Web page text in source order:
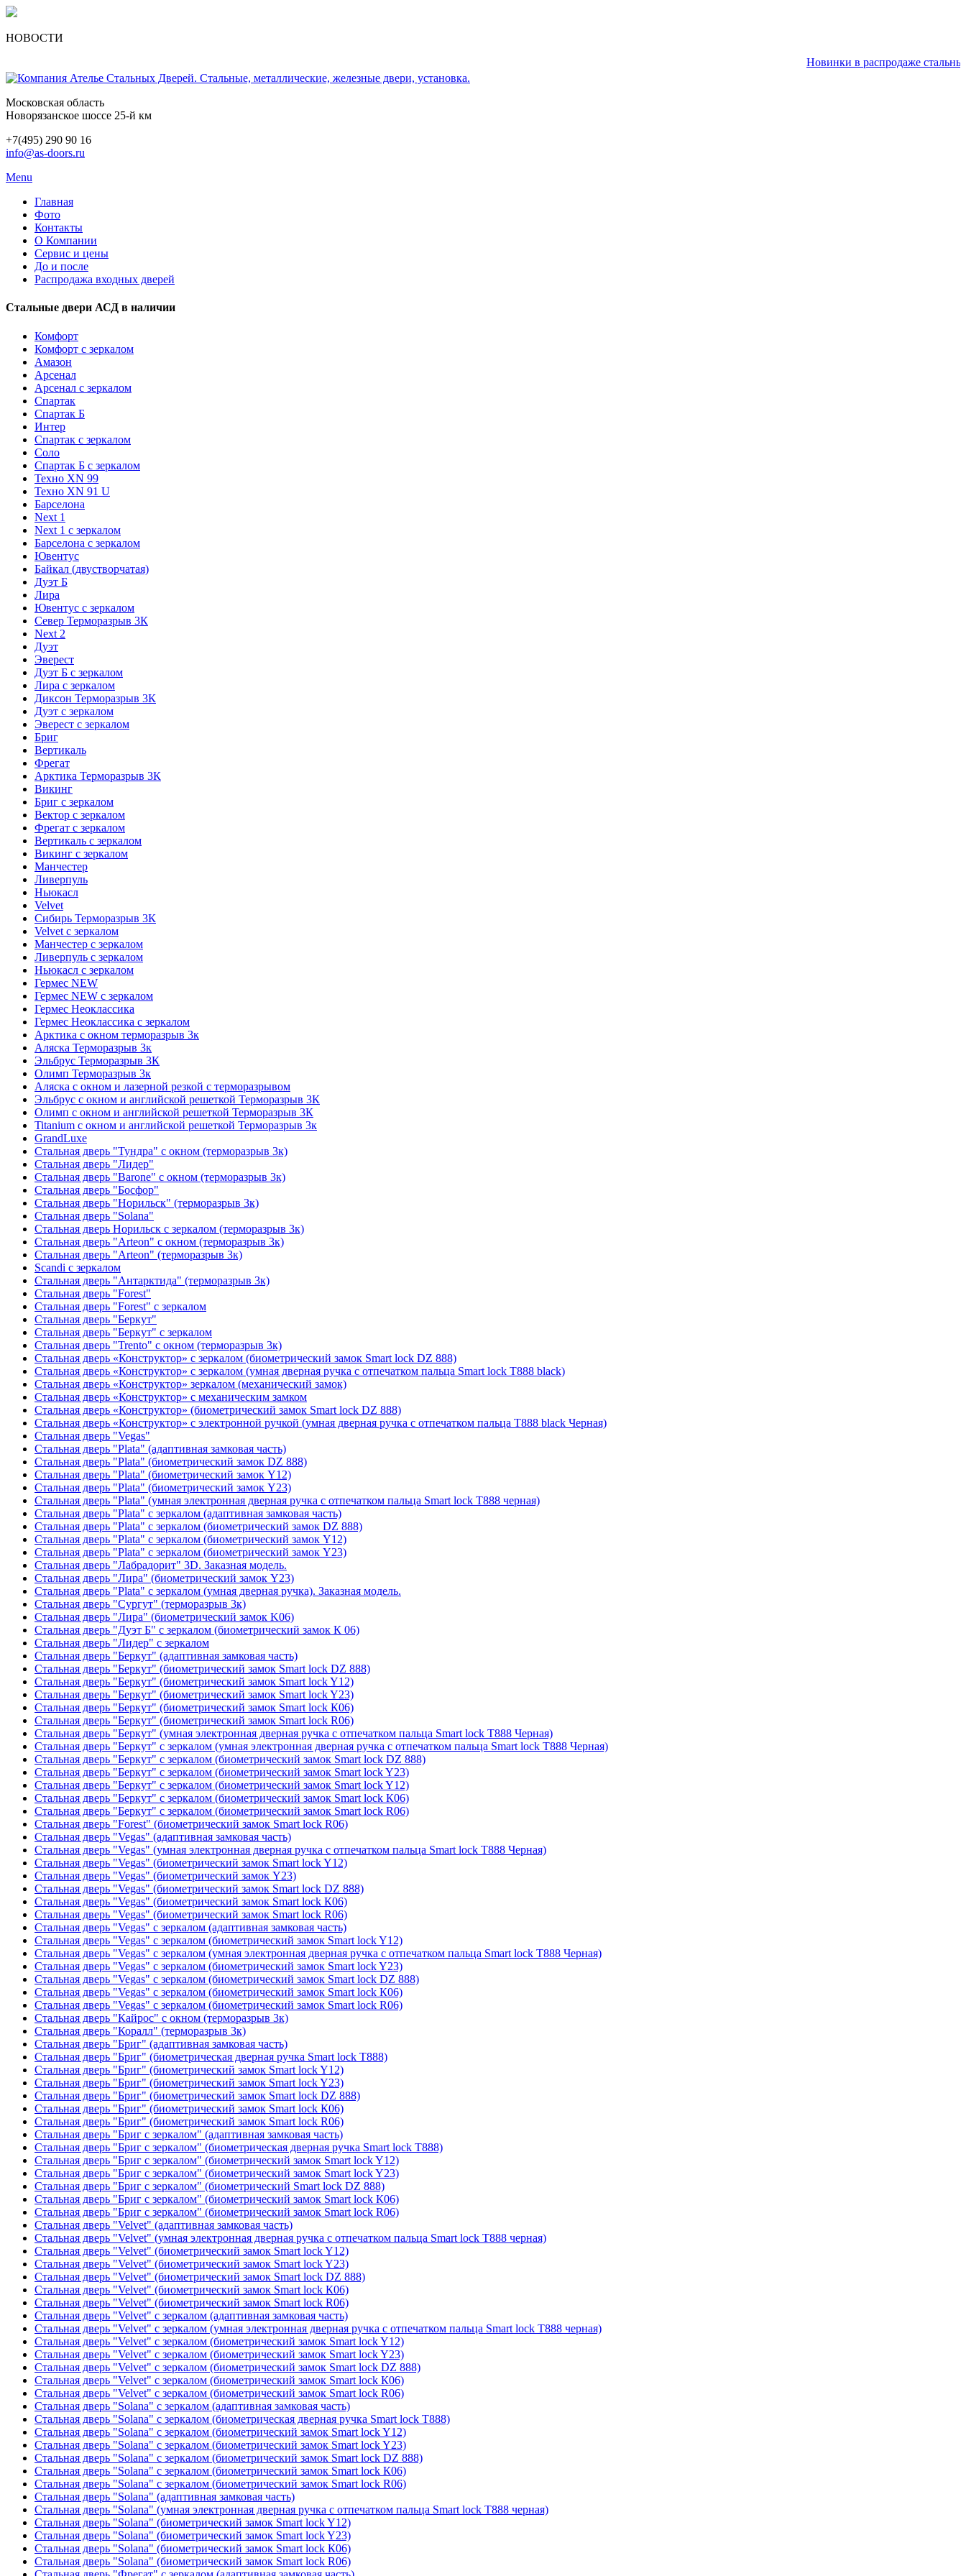
НОВОСТИ
Новинки в распродаже стальных
Московская область
Новорязанское шоссе 25-й км
+7(495) 290 90 16
info@as-doors.ru
Menu
Главная
Фото
Контакты
О Компании
Сервис и цены
До и после
Распродажа входных дверей
Стальные двери АСД в наличии
Комфорт
Комфорт с зеркалом
Амазон
Арсенал
Арсенал с зеркалом
Спартак
Спартак Б
Интер
Спартак с зеркалом
Соло
Спартак Б с зеркалом
Техно XN 99
Техно XN 91 U
Барселона
Next 1
Next 1 с зеркалом
Барселона с зеркалом
Ювентус
Байкал (двустворчатая)
Дуэт Б
Лира
Ювентус с зеркалом
Север Терморазрыв 3К
Next 2
Дуэт
Эверест
Дуэт Б с зеркалом
Лира с зеркалом
Диксон Терморазрыв 3К
Дуэт с зеркалом
Эверест с зеркалом
Бриг
Вертикаль
Фрегат
Арктика Терморазрыв 3К
Викинг
Бриг с зеркалом
Вектор с зеркалом
Фрегат с зеркалом
Вертикаль с зеркалом
Викинг с зеркалом
Манчестер
Ливерпуль
Ньюкасл
Velvet
Сибирь Терморазрыв 3К
Velvet с зеркалом
Манчестер с зеркалом
Ливерпуль с зеркалом
Ньюкасл с зеркалом
Гермес NEW
Гермес NEW с зеркалом
Гермес Неоклассика
Гермес Неоклассика с зеркалом
Арктика с окном терморазрыв 3к
Аляска Терморазрыв 3к
Эльбрус Терморазрыв 3К
Олимп Терморазрыв 3к
Аляска с окном и лазерной резкой с терморазрывом
Эльбрус с окном и английской решеткой Терморазрыв 3К
Олимп с окном и английской решеткой Терморазрыв 3К
Titanium с окном и английской решеткой Терморазрыв 3к
GrandLuxe
Стальная дверь "Тундра" с окном (терморазрыв 3к)
Стальная дверь "Лидер"
Стальная дверь "Barone" с окном (терморазрыв 3к)
Стальная дверь "Босфор"
Стальная дверь "Норильск" (терморазрыв 3к)
Стальная дверь "Solana"
Стальная дверь Норильск с зеркалом (терморазрыв 3к)
Стальная дверь "Arteon" с окном (терморазрыв 3к)
Стальная дверь "Arteon" (терморазрыв 3к)
Scandi с зеркалом
Стальная дверь "Антарктида" (терморазрыв 3к)
Стальная дверь "Forest"
Стальная дверь "Forest" с зеркалом
Стальная дверь "Беркут"
Стальная дверь "Беркут" с зеркалом
Стальная дверь "Trento" с окном (терморазрыв 3к)
Стальная дверь «Конструктор» с зеркалом (биометрический замок Smart lock DZ 888)
Стальная дверь «Конструктор» с зеркалом (умная дверная ручка с отпечатком пальца Smart lock T888 black)
Стальная дверь «Конструктор» зеркалом (механический замок)
Стальная дверь «Конструктор» с механическим замком
Стальная дверь «Конструктор» (биометрический замок Smart lock DZ 888)
Стальная дверь «Конструктор» с электронной ручкой (умная дверная ручка с отпечатком пальца T888 black Черная)
Стальная дверь "Vegas"
Стальная дверь "Plata" (адаптивная замковая часть)
Стальная дверь "Plata" (биометрический замок DZ 888)
Стальная дверь "Plata" (биометрический замок Y12)
Стальная дверь "Plata" (биометрический замок Y23)
Стальная дверь "Plata" (умная электронная дверная ручка с отпечатком пальца Smart lock T888 черная)
Стальная дверь "Plata" с зеркалом (адаптивная замковая часть)
Стальная дверь "Plata" с зеркалом (биометрический замок DZ 888)
Стальная дверь "Plata" с зеркалом (биометрический замок Y12)
Стальная дверь "Plata" с зеркалом (биометрический замок Y23)
Стальная дверь "Лабрадорит" 3D. Заказная модель.
Стальная дверь "Лира" (биометрический замок Y23)
Стальная дверь "Plata" с зеркалом (умная дверная ручка). Заказная модель.
Стальная дверь "Сургут" (терморазрыв 3к)
Стальная дверь "Лира" (биометрический замок K06)
Стальная дверь "Дуэт Б" с зеркалом (биометрический замок К 06)
Стальная дверь "Лидер" с зеркалом
Стальная дверь "Беркут" (адаптивная замковая часть)
Стальная дверь "Беркут" (биометрический замок Smart lock DZ 888)
Стальная дверь "Беркут" (биометрический замок Smart lock Y12)
Стальная дверь "Беркут" (биометрический замок Smart lock Y23)
Стальная дверь "Беркут" (биометрический замок Smart lock К06)
Стальная дверь "Беркут" (биометрический замок Smart lock R06)
Стальная дверь "Беркут" (умная электронная дверная ручка с отпечатком пальца Smart lock T888 Черная)
Стальная дверь "Беркут" с зеркалом (умная электронная дверная ручка с отпечатком пальца Smart lock T888 Черная)
Стальная дверь "Беркут" с зеркалом (биометрический замок Smart lock DZ 888)
Стальная дверь "Беркут" с зеркалом (биометрический замок Smart lock Y23)
Стальная дверь "Беркут" с зеркалом (биометрический замок Smart lock Y12)
Стальная дверь "Беркут" с зеркалом (биометрический замок Smart lock К06)
Стальная дверь "Беркут" с зеркалом (биометрический замок Smart lock R06)
Стальная дверь "Forest" (биометрический замок Smart lock R06)
Стальная дверь "Vegas" (адаптивная замковая часть)
Стальная дверь "Vegas" (умная электронная дверная ручка с отпечатком пальца Smart lock T888 Черная)
Стальная дверь "Vegas" (биометрический замок Smart lock Y12)
Стальная дверь "Vegas" (биометрический замок Y23)
Стальная дверь "Vegas" (биометрический замок Smart lock DZ 888)
Стальная дверь "Vegas" (биометрический замок Smart lock К06)
Стальная дверь "Vegas" (биометрический замок Smart lock R06)
Стальная дверь "Vegas" с зеркалом (адаптивная замковая часть)
Стальная дверь "Vegas" с зеркалом (биометрический замок Smart lock Y12)
Стальная дверь "Vegas" с зеркалом (умная электронная дверная ручка с отпечатком пальца Smart lock T888 Черная)
Стальная дверь "Vegas" с зеркалом (биометрический замок Smart lock Y23)
Стальная дверь "Vegas" с зеркалом (биометрический замок Smart lock DZ 888)
Стальная дверь "Vegas" с зеркалом (биометрический замок Smart lock К06)
Стальная дверь "Vegas" с зеркалом (биометрический замок Smart lock R06)
Стальная дверь "Кайрос" с окном (терморазрыв 3к)
Стальная дверь "Коралл" (терморазрыв 3к)
Стальная дверь "Бриг" (адаптивная замковая часть)
Стальная дверь "Бриг" (биометрическая дверная ручка Smart lock T888)
Стальная дверь "Бриг" (биометрический замок Smart lock Y12)
Стальная дверь "Бриг" (биометрический замок Smart lock Y23)
Стальная дверь "Бриг" (биометрический замок Smart lock DZ 888)
Стальная дверь "Бриг" (биометрический замок Smart lock К06)
Стальная дверь "Бриг" (биометрический замок Smart lock R06)
Стальная дверь "Бриг с зеркалом" (адаптивная замковая часть)
Стальная дверь "Бриг с зеркалом" (биометрическая дверная ручка Smart lock T888)
Стальная дверь "Бриг с зеркалом" (биометрический замок Smart lock Y12)
Стальная дверь "Бриг с зеркалом" (биометрический замок Smart lock Y23)
Стальная дверь "Бриг с зеркалом" (биометрический Smart lock DZ 888)
Стальная дверь "Бриг с зеркалом" (биометрический замок Smart lock К06)
Стальная дверь "Бриг с зеркалом" (биометрический замок Smart lock R06)
Стальная дверь "Velvet" (адаптивная замковая часть)
Стальная дверь "Velvet" (умная электронная дверная ручка с отпечатком пальца Smart lock T888 черная)
Стальная дверь "Velvet" (биометрический замок Smart lock Y12)
Стальная дверь "Velvet" (биометрический замок Smart lock Y23)
Стальная дверь "Velvet" (биометрический замок Smart lock DZ 888)
Стальная дверь "Velvet" (биометрический замок Smart lock К06)
Стальная дверь "Velvet" (биометрический замок Smart lock R06)
Стальная дверь "Velvet" с зеркалом (адаптивная замковая часть)
Стальная дверь "Velvet" с зеркалом (умная электронная дверная ручка с отпечатком пальца Smart lock T888 черная)
Стальная дверь "Velvet" с зеркалом (биометрический замок Smart lock Y12)
Стальная дверь "Velvet" с зеркалом (биометрический замок Smart lock Y23)
Стальная дверь "Velvet" с зеркалом (биометрический замок Smart lock DZ 888)
Стальная дверь "Velvet" с зеркалом (биометрический замок Smart lock К06)
Стальная дверь "Velvet" с зеркалом (биометрический замок Smart lock R06)
Стальная дверь "Solana" с зеркалом (адаптивная замковая часть)
Стальная дверь "Solana" с зеркалом (биометрическая дверная ручка Smart lock T888)
Стальная дверь "Solana" с зеркалом (биометрический замок Smart lock Y12)
Стальная дверь "Solana" с зеркалом (биометрический замок Smart lock Y23)
Стальная дверь "Solana" с зеркалом (биометрический замок Smart lock DZ 888)
Стальная дверь "Solana" с зеркалом (биометрический замок Smart lock К06)
Стальная дверь "Solana" с зеркалом (биометрический замок Smart lock R06)
Стальная дверь "Solana" (адаптивная замковая часть)
Стальная дверь "Solana" (умная электронная дверная ручка с отпечатком пальца Smart lock T888 черная)
Стальная дверь "Solana" (биометрический замок Smart lock Y12)
Стальная дверь "Solana" (биометрический замок Smart lock Y23)
Стальная дверь "Solana" (биометрический замок Smart lock К06)
Стальная дверь "Solana" (биометрический замок Smart lock R06)